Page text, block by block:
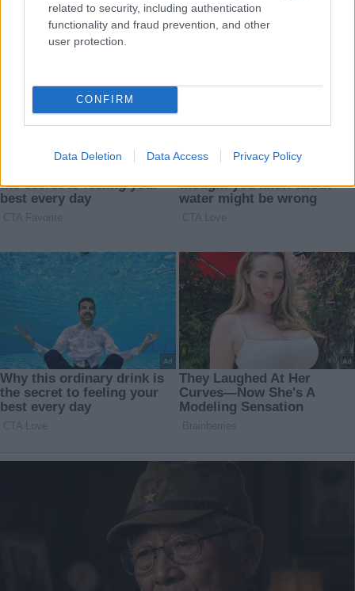
related to security, including authentication
functionality and fraud prevention, and other
user protection.
CONFIRM
Data Deletion Data Access Privacy Policy